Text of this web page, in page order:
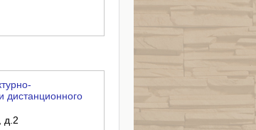
дистанционного
д.2